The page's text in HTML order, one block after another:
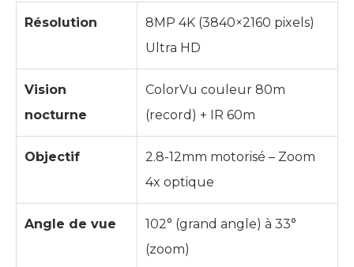
Résolution
8MP 4K (3840×2160 pixels)
Ultra HD
Vision
nocturne
ColorVu couleur 80m
(record) + IR 60m
Objectif
2.8-12mm motorisé – Zoom
4x optique
Angle de vue
102° (grand angle) à 33°
(zoom)